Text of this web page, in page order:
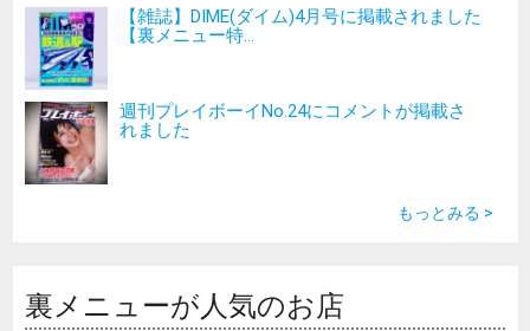
【雑誌】DIME(ダイム)4月号に掲載されました
【裏メニュー特...
週刊プレイボーイNo.24にコメントが掲載さ
れました
もっとみる >
裏メニューが人気のお店